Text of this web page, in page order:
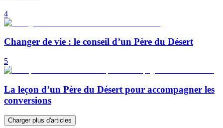
4
Changer de vie : le conseil d’un Père du Désert
5
La leçon d’un Père du Désert pour accompagner les
conversions
Charger plus d'articles